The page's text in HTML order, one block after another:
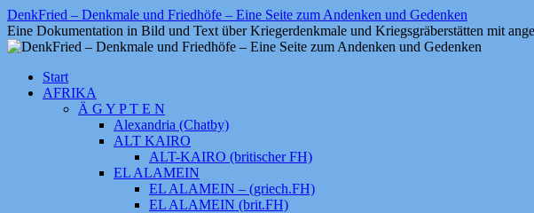
Zum
Inhalt
springen
DenkFried – Denkmale und Friedhöfe – Eine Seite zum Andenken und Gedenken
Eine Dokumentation in Bild und Text über Kriegerdenkmale und Kriegsgräberstätten mit
Start
AFRIKA
Ä G Y P T E N
Alexandria (Chatby)
ALT KAIRO
ALT-KAIRO (britischer FH)
EL ALAMEIN
EL ALAMEIN – (griech.FH)
EL ALAMEIN (brit.FH)